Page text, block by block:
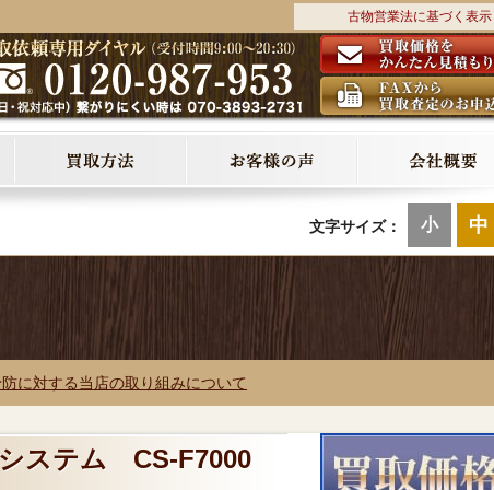
古物営業法に基づく表示
文字サイズ： 小 中
に対する当店の取り組みについて
ステム CS-F7000